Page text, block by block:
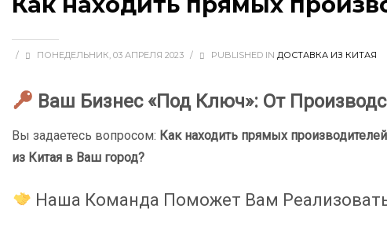
/ ПОНЕДЕЛЬНИК, 03 АПРЕЛЯ 2023 / PUBLISHED IN ДОСТАВКА ИЗ КИТАЯ
Ваш Бизнес «Под Ключ»: От
Вы задаетесь вопросом: Как находить прямых
из Китая в Ваш город?
Наша Команда Поможет Вам